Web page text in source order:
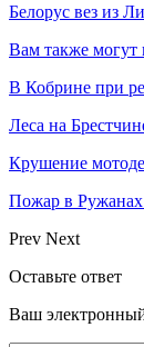
Белорус вез из
Вам также могут
В Кобрине при
Леса на
Крушение
Пожар в Ружанах
Prev Next
Оставьте ответ
Ваш